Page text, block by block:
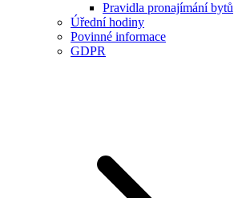
Pravidla pronajímání bytů
Úřední hodiny
Povinné informace
GDPR